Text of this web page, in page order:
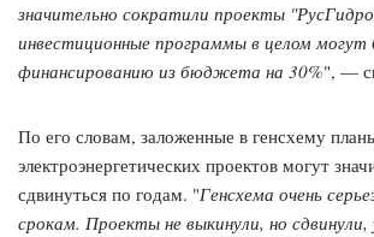
значительно сократили проекты
инвестиционные программы в целом могут
финансированию из бюджета на 30%", —
По его словам, заложенные в генсхему
электроэнергетических проектов могут
сдвинуться по годам. "Генсхема очень
срокам. Проекты не выкинули, но сдвинули,